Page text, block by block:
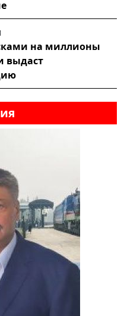
на миллионы
выдаст